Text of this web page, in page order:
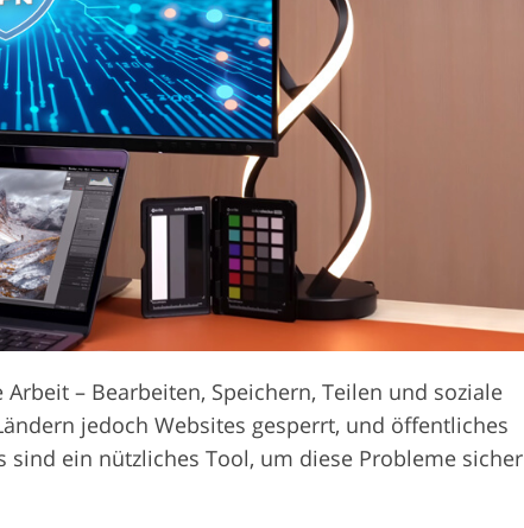
KI-Trainingsdaten
– Bearbeiten, Speichern, Teilen und soziale
jedoch Websites gesperrt, und öffentliches
sind ein nützliches Tool, um diese Probleme sicher